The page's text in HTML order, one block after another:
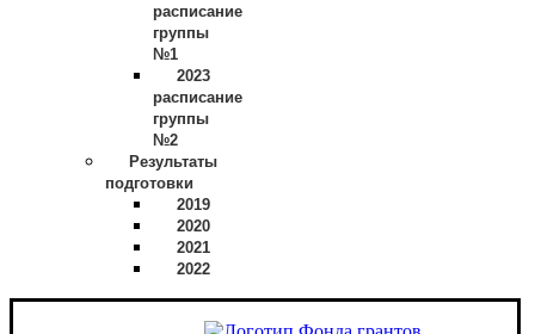
расписание
группы
№1
2023
расписание
группы
№2
Результаты
подготовки
2019
2020
2021
2022